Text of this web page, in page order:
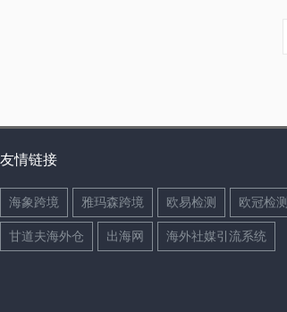
友情链接
海象跨境 雅玛森跨境 欧易检测 欧冠检测
甘道夫海外仓 出海网 海外社媒引流系统